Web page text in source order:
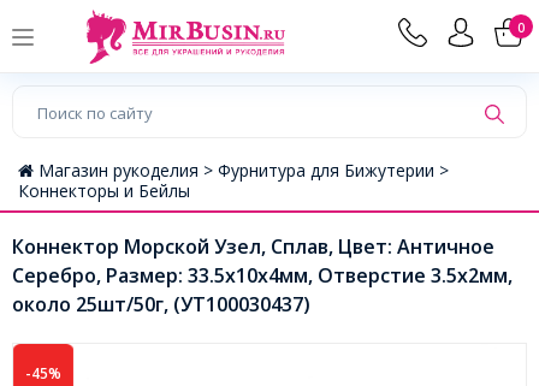
0
Магазин рукоделия > Фурнитура для Бижутерии >
Коннекторы и Бейлы
Коннектор Морской Узел, Сплав, Цвет: Античное
Серебро, Размер: 33.5х10x4мм, Отверстие 3.5х2мм,
около 25шт/50г, (УТ100030437)
-45%